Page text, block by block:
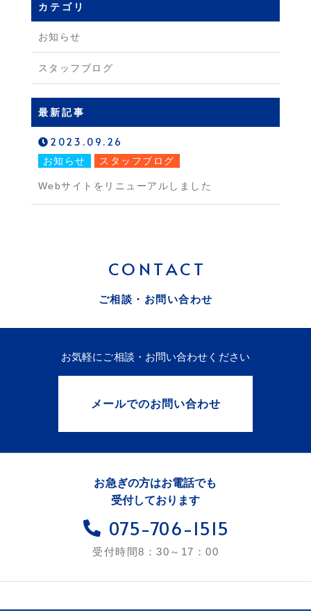
カテゴリ
お知らせ
スタッフブログ
最新記事
2023.09.26
お知らせ スタッフブログ
Webサイトをリニューアルしました
CONTACT
ご相談・お問い合わせ
お気軽にご相談・お問い合わせください
メールでのお問い合わせ
お急ぎの方はお電話でも
受付しております
075-706-1515
受付時間8：30～17：00